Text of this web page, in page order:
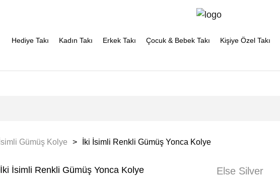
Hediye Takı Kadın Takı Erkek Takı Çocuk & Bebek Takı Kişiye Özel Takı
İsimli Gümüş Kolye İki İsimli Renkli Gümüş Yonca Kolye
Else Silver